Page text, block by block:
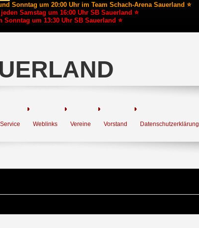
Sonntag um 20:00 Uhr im Team Schach-Arena Sauerland ⭐
Samstag um 16:00 Uhr SB Sauerland ⭐
Sonntag um 13:30 Uhr SB Sauerland ⭐
Service Weblinks Vereine Vorstand Datenschutzerklärung